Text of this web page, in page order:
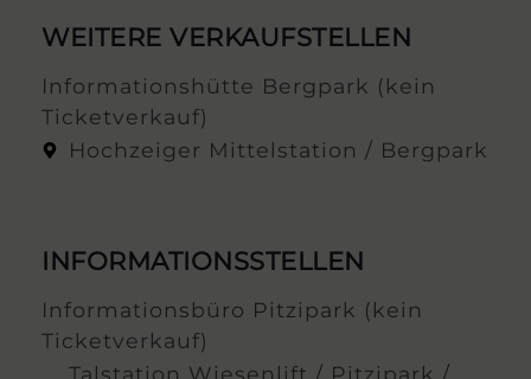
WEITERE VERKAUFSTELLEN
Informationshütte Bergpark (kein
Ticketverkauf)
Hochzeiger Mittelstation / Bergpark
INFORMATIONSSTELLEN
Informationsbüro Pitzipark (kein
Ticketverkauf)
Talstation Wiesenlift / Pitzipark /